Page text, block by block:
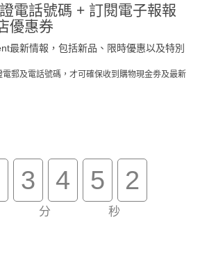
電話號碼 + 訂閱電子報報
優惠券
最新情報，包括新品、限時優惠以及特別
郵及電話號碼，才可確保收到購物現金劵及最新
3 4
分
5 2
秒